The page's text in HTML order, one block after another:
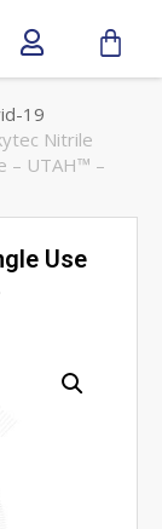
19
Nitrile
– UTAH™ –
Use